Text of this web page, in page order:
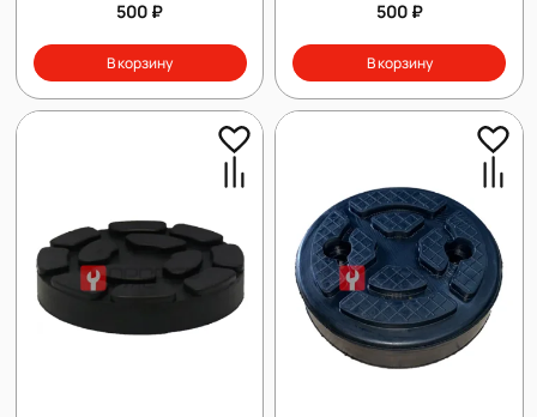
500 ₽
В корзину
500 ₽
В корзину